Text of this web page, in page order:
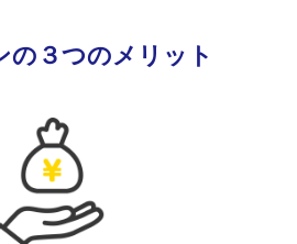
の３つのメリット